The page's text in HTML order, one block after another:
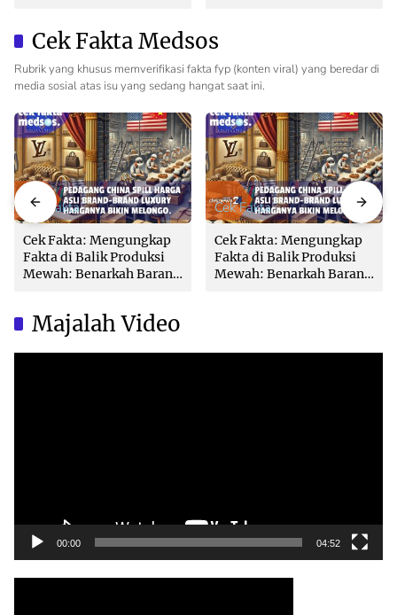
Cek Fakta Medsos
Rubrik yang khusus memverifikasi fakta fyp (konten viral) yang beredar di
media sosial atas isu yang sedang hangat saat ini.
Cek Fakta
Cek Fakta: Mengungkap
Fakta di Balik Produksi
Mewah: Benarkah Barang
Cek Fakta
Cek Fakta: Mengungkap
Fakta di Balik Produksi
Mewah: Benarkah Barang
Majalah Video
00:00 04:52